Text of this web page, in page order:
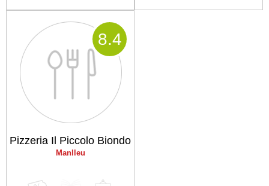
Pizzeria Il Piccolo Biondo
Manlleu
8.4